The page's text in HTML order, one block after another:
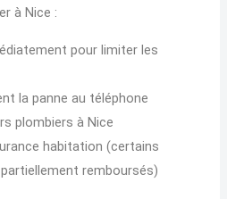
à Nice :
pour limiter les
la panne au téléphone
plombiers à Nice
habitation (certains
remboursés)